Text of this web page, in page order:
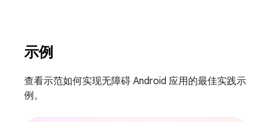
示例
查看示范如何实现无障碍 Android 应用的最佳实践示
例。